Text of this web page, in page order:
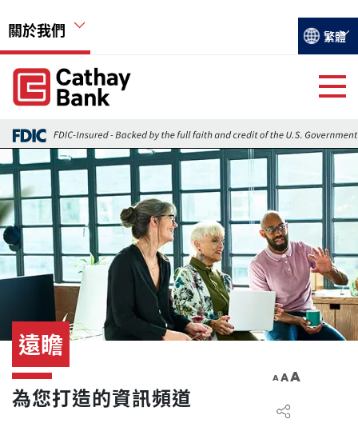
關於我們
Global Header Hierarchy Menu
Select
繁體
Global Header Hierarchy Menu
關於國泰銀行
活動
遠瞻
就業機會
Back
圖片
遠瞻
A
A A
為您打造的資訊頻道